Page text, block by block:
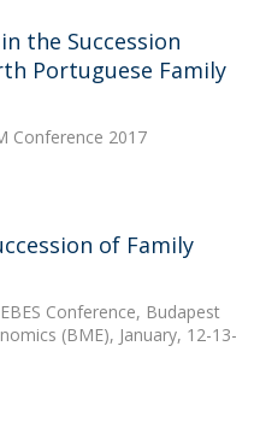
the Succession
Portuguese Family
Conference 2017
of Family
Conference, Budapest
(BME), January, 12-13-